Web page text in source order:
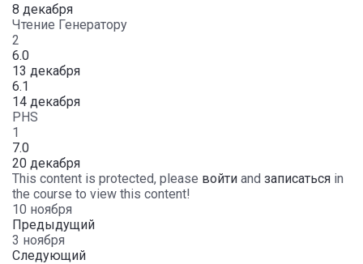
8 декабря
Чтение Генератору
2
6.0
13 декабря
6.1
14 декабря
PHS
1
7.0
20 декабря
This content is protected, please войти and записаться in
the course to view this content!
10 ноября
Предыдущий
3 ноября
Следующий